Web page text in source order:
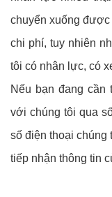
chuyển xuống được
chi phí, tuy nhiên
tôi có nhân lực, có
Nếu bạn đang
với chúng tôi qua
số điện thoại chúng
tiếp nhận thông tin